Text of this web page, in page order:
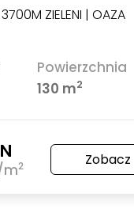
3700M ZIELENI | OAZA
Powierzchnia
130 m2
m2 Zobacz